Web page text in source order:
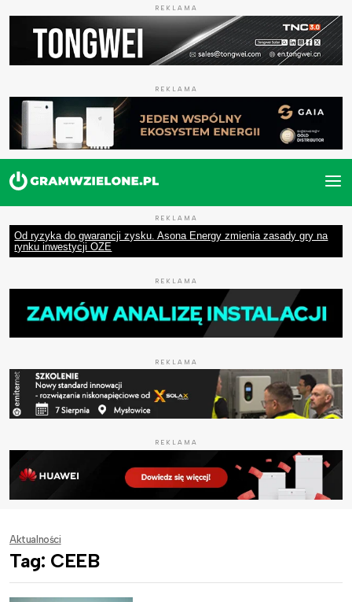
REKLAMA
REKLAMA
REKLAMA
Od ryzyka do gwarancji zysku. Asona Energy zmienia zasady gry na
rynku inwestycji OZE
REKLAMA
REKLAMA
REKLAMA
Aktualności
Tag: CEEB